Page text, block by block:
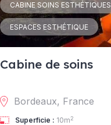
CABINE SOINS ESTHÉTIQUES
ESPACES ESTHÉTIQUE
Cabine de soins
Bordeaux, France
Superficie : 10m2